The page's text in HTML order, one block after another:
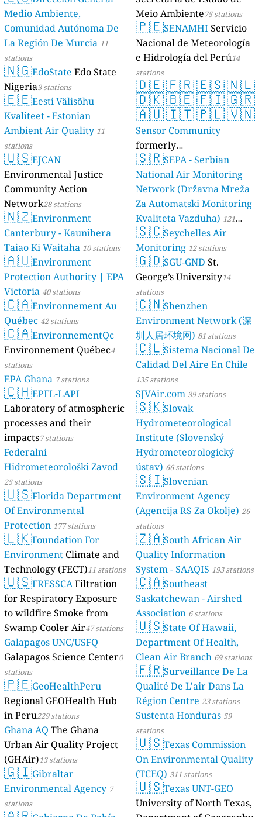
Medio Ambiente,
Comunidad Autónoma De
La Región De Murcia 11
stations
🇳🇬EdoState Edo State
Nigeria3 stations
🇪🇪Eesti Välisõhu
Kvaliteet - Estonian
Ambient Air Quality 11
stations
🇺🇸EJCAN
Environmental Justice
Community Action
Network28 stations
🇳🇿Environment
Canterbury - Kaunihera
Taiao Ki Waitaha 10 stations
🇦🇺Environment
Protection Authority | EPA
Victoria 40 stations
🇨🇦Environnement Au
Québec 42 stations
🇨🇦EnvironnementQc
Environnement Québec4
stations
EPA Ghana 7 stations
🇨🇭EPFL-LAPI
Laboratory of atmospheric
processes and their
impacts7 stations
Federalni
Hidrometeorološki Zavod
25 stations
🇺🇸Florida Department
Of Environmental
Protection 177 stations
🇱🇰Foundation For
Environment Climate and
Technology (FECT)11 stations
🇺🇸FRESSCAFiltration
for Respiratory Exposure
to wildfire Smoke from
Swamp Cooler Air47 stations
Galapagos UNC/USFQ
Galapagos Science Center0
stations
🇵🇪GeoHealthPeru
Regional GEOHealth Hub
in Peru229 stations
Ghana AQ The Ghana
Urban Air Quality Project
(GHAir)13 stations
🇬🇮Gibraltar
Environmental Agency 7
stations
Meio Ambiente75 stations
🇵🇪SENAMHIServicio
Nacional de Meteorología
e Hidrología del Perú14
stations
🇩🇪🇫🇷🇪🇸🇳🇱
🇩🇰🇧🇪🇫🇮🇬🇷
🇦🇺🇮🇹🇵🇱🇻🇳
Sensor Community
formerly
luftdaten.info35819 stations
🇸🇷SEPA - Serbian
National Air Monitoring
Network (Državna Mreža
Za Automatski Monitoring
Kvaliteta Vazduha) 121
stations
🇸🇨Seychelles Air
Monitoring 12 stations
🇬🇩SGU-GND St.
George’s University14
stations
🇨🇳Shenzhen
Environment Network (深
圳人居环境网) 81 stations
🇨🇱Sistema Nacional De
Calidad Del Aire En Chile
135 stations
SJVAir.com 39 stations
🇸🇰Slovak
Hydrometeorological
Institute (Slovenský
Hydrometeorologický
ústav) 66 stations
🇸🇮Slovenian
Environment Agency
(Agencija RS Za Okolje) 26
stations
🇿🇦South African Air
Quality Information
System - SAAQIS 193 stations
🇨🇦Southeast
Saskatchewan - Airshed
Association 6 stations
🇺🇸State Of Hawaii,
Department Of Health,
Clean Air Branch 69 stations
🇫🇷Surveillance De La
Qualité De L'air Dans La
Région Centre 23 stations
Sustenta Honduras 59
stations
🇺🇸Texas Commission
On Environmental Quality
(TCEQ) 311 stations
🇺🇸Texas UNT-GEO
University of North Texas,